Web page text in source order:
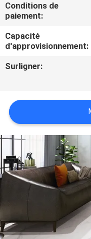
CONTRÔLE
DE
LA
QUALITÉ
NOUS
CONTACTER
DEMANDEZ
UN DEVIS
DU
SITE
Conditions de
paiement:
Capacité
d'approvisionnement:
Surligner: